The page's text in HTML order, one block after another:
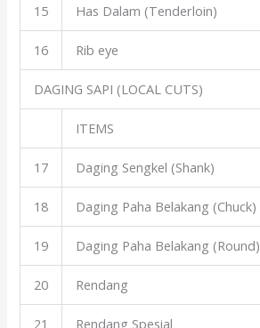
15 Has Dalam (Tenderloin)
16 Rib eye
DAGING SAPI (LOCAL CUTS)
ITEMS
17 Daging Sengkel (Shank)
18 Daging Paha Belakang (Chuck)
19 Daging Paha Belakang (Round)
20 Rendang
21 Rendang Spesial